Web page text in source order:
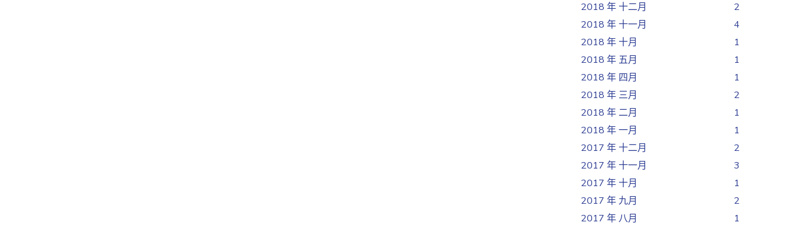
2018 年 十二月
2
2018 年 十一月
4
2018 年 十月
1
2018 年 五月
1
2018 年 四月
1
2018 年 三月
2
2018 年 二月
1
2018 年 一月
1
2017 年 十二月
2
2017 年 十一月
3
2017 年 十月
1
2017 年 九月
2
2017 年 八月
1